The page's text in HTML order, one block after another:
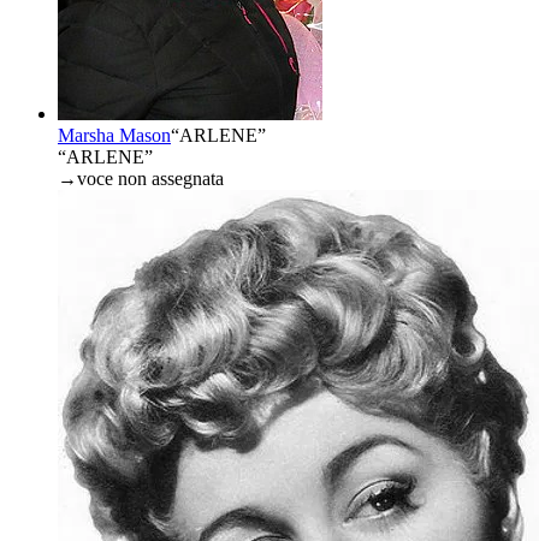
Marsha Mason“ARLENE”
“ARLENE”
→voce non assegnata